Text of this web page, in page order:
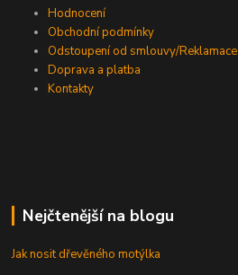
Hodnocení
Obchodní podmínky
Odstoupení od smlouvy/Reklamace
Doprava a platba
Kontakty
Nejčtenější na blogu
Jak nosit dřevěného motýlka